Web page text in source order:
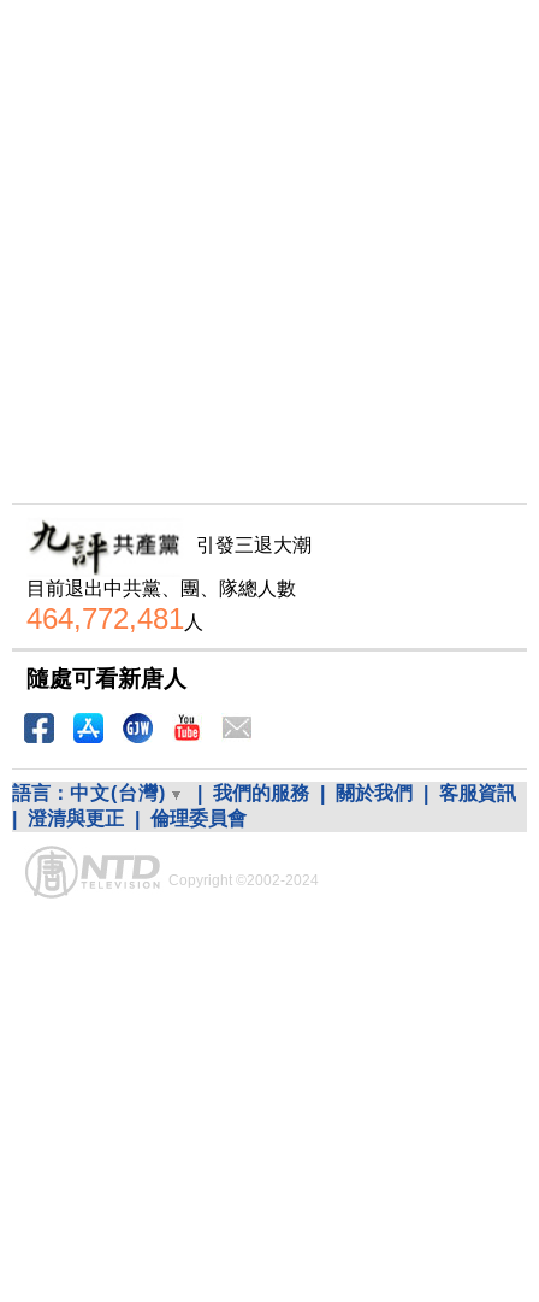
引發三退大潮
目前退出中共黨、團、隊總人數
464,772,481人
隨處可看新唐人
語言： 中文(台灣) 我們的服務 關於我們
客服資訊
澄清與更正 倫理委員會
Copyright ©2002-2024